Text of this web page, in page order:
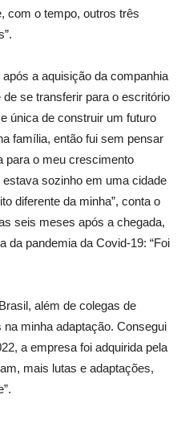
com o tempo, outros três
a aquisição da companhia
de se transferir para o escritório
única de construir um futuro
família, então fui sem pensar
para o meu crescimento
sozinho em uma cidade
diferente da minha”, conta o
seis meses após a chegada,
da pandemia da Covid-19: “Foi
além de colegas de
minha adaptação. Consegui
a empresa foi adquirida pela
mais lutas e adaptações,